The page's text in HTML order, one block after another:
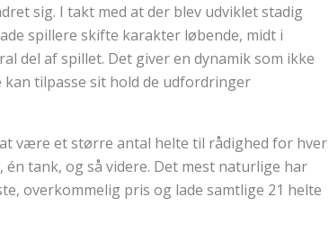
sig. I takt med at der blev udviklet stadig
spillere skifte karakter løbende, midt i
del af spillet. Det giver en dynamik som ikke
kan tilpasse sit hold de udfordringer
være et større antal helte til rådighed for hver
tank, og så videre. Det mest naturlige har
overkommelig pris og lade samtlige 21 helte